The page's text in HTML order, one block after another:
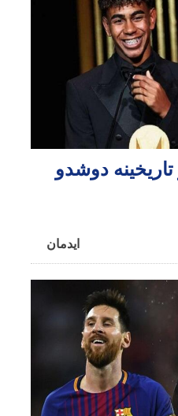
تاریخینه دوشدو
ایدمان